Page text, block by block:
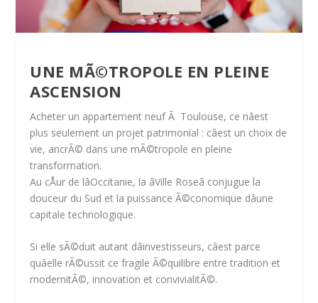
UNE MÃ©TROPOLE EN PLEINE
ASCENSION
Acheter un appartement neuf Ã Toulouse, ce nâest
plus seulement un projet patrimonial : câest un choix de
vie, ancrÃ© dans une mÃ©tropole en pleine
transformation.
Au cÅur de lâOccitanie, la âVille Roseâ conjugue la
douceur du Sud et la puissance Ã©conomique dâune
capitale technologique.
Si elle sÃ©duit autant dâinvestisseurs, câest parce
quâelle rÃ©ussit ce fragile Ã©quilibre entre tradition et
modernitÃ©, innovation et convivialitÃ©.